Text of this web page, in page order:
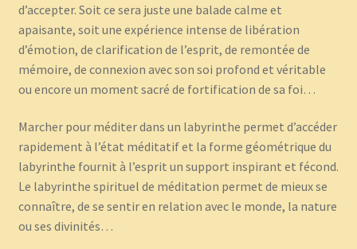
d’accepter. Soit ce sera juste une balade calme et
apaisante, soit une expérience intense de libération
d’émotion, de clarification de l’esprit, de remontée de
mémoire, de connexion avec son soi profond et véritable
ou encore un moment sacré de fortification de sa foi…
Marcher pour méditer dans un labyrinthe permet d’accéder
rapidement à l’état méditatif et la forme géométrique du
labyrinthe fournit à l’esprit un support inspirant et fécond.
Le labyrinthe spirituel de méditation permet de mieux se
connaître, de se sentir en relation avec le monde, la nature
ou ses divinités…